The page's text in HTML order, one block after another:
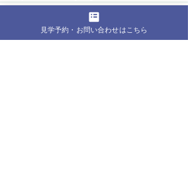
見学予約・お問い合わせはこちら